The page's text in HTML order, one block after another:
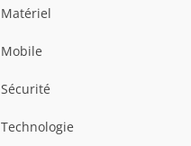
Matériel
Mobile
Sécurité
Technologie